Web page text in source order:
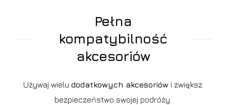
Pełna
kompatybilność
akcesoriów
Używaj wieludodatkowych akcesoriów i zwiększ
bezpieczeństwo swojej podróży.